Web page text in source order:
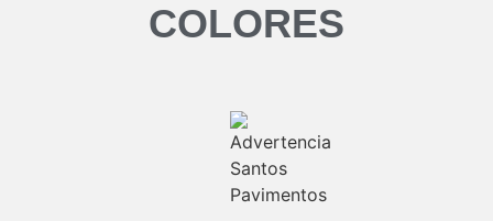
COLORES